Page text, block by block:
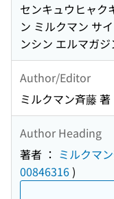
センキュウヒャク
ン ミルクマン サ
ンシン エルマガ
Author/Editor
ミルクマン斉藤 著
Author Heading
著者 ： ミルクマ
00846316)